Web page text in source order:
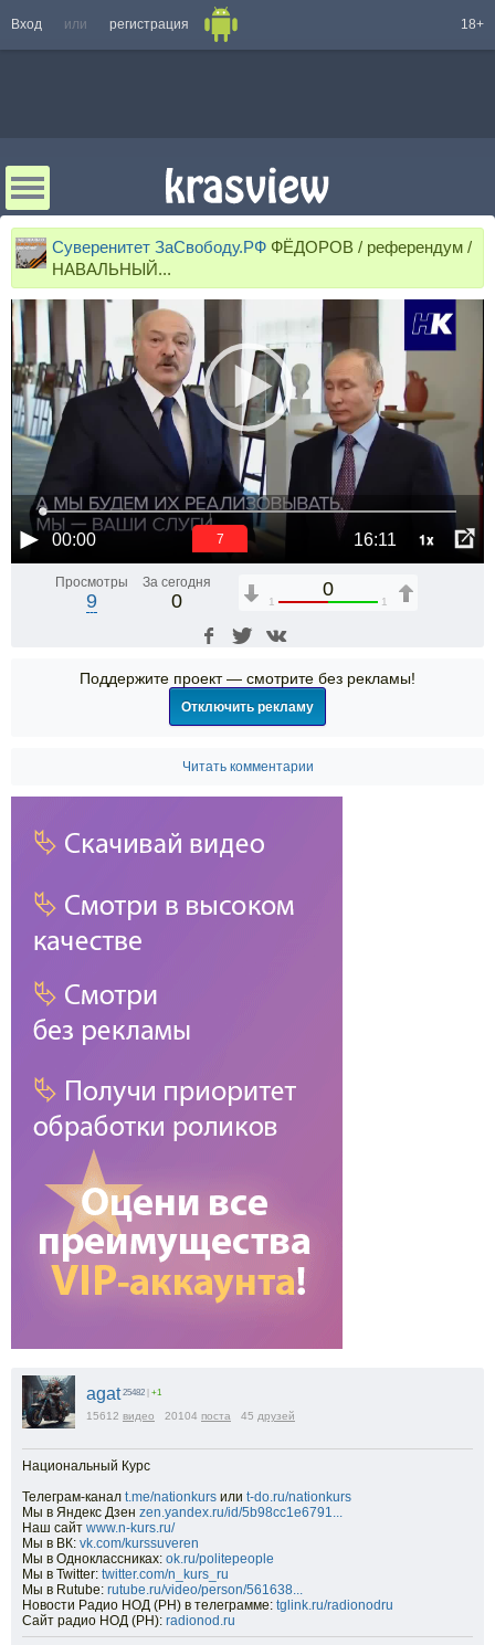
Вход или регистрация 18+
Суверенитет ЗаСвободу.РФ ФЁДОРОВ / референдум /
НАВАЛЬНЫЙ...
00:00 16:11 1x
6
Просмотры
9
За сегодня
0
0
1 1
Поддержите проект — смотрите без рекламы!
Отключить рекламу
Читать комментарии
agat 25482 +1
15612 видео 20104 поста 45 друзей
Национальный Курс
Телеграм-канал t.me/nationkurs или t-do.ru/nationkurs
Мы в Яндекс Дзен zen.yandex.ru/id/5b98cc1e6791...
Наш сайт www.n-kurs.ru/
Мы в ВК: vk.com/kurssuveren
Мы в Одноклассниках: ok.ru/politepeople
Мы в Twitter: twitter.com/n_kurs_ru
Мы в Rutube: rutube.ru/video/person/561638...
Новости Радио НОД (РН) в телеграмме: tglink.ru/radionodru
Сайт радио НОД (РН): radionod.ru